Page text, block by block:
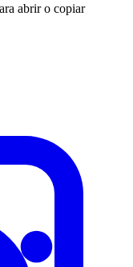
abrir o copiar